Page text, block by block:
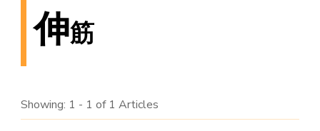
伸筋
Showing: 1 - 1 of 1 Articles